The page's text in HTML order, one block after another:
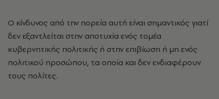
Ο κίνδυνος από την πορεία αυτή είναι σημαντικός γιατί
δεν εξαντλείται στην αποτυχία ενός τομέα
κυβερνητικής πολιτικής ή στην επιβίωση ή μη ενός
πολιτικού προσώπου, τα οποία και δεν ενδιαφέρουν
τους πολίτες.